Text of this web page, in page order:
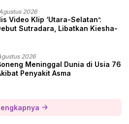
2026
Video Klip ‘Utara-Selatan’:
Sutradara, Libatkan Kiesha-
2026
Meninggal Dunia di Usia 76
Penyakit Asma